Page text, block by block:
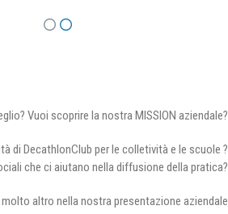
Vuoi scoprire la nostra MISSION aziendale?
di DecathlonClub per le colletività e le scuole ?
che ci aiutano nella diffusione della pratica?
altro nella nostra presentazione aziendale